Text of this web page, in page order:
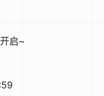
启~